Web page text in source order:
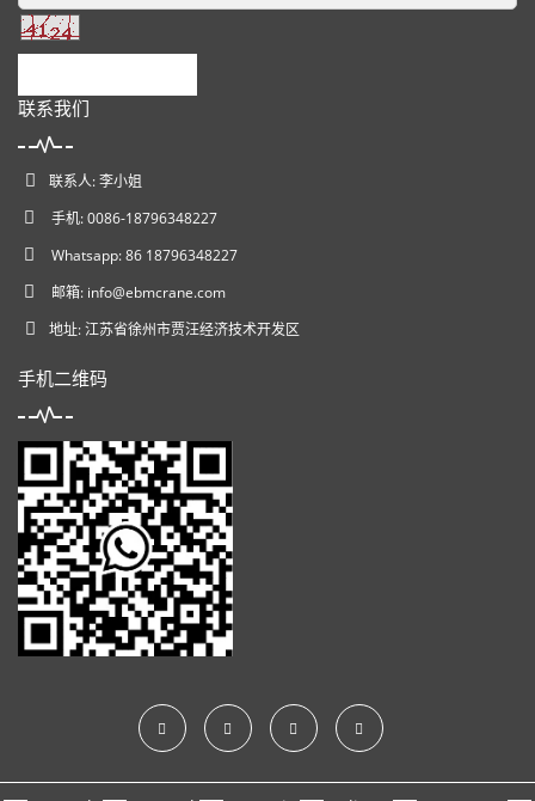
联系我们
联系人: 李小姐
手机: 0086-18796348227
Whatsapp: 86 18796348227
邮箱: info@ebmcrane.com
地址: 江苏省徐州市贾汪经济技术开发区
手机二维码